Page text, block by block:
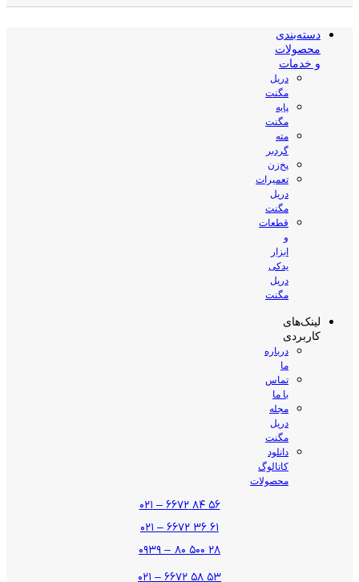
دسته‌بندی
محصولات
و خدمات
دریل
مگنت
پایه
مگنت
مته
گردبر
پخ‌زن
تعمیرات
دریل
مگنت
قطعات
و
ابزار
یدکی
دریل
مگنت
لینک‌های
کاربردی
درباره
ما
تماس
با ما
مجله
دریل
مگنت
دانلود
کاتالوگ
محصولات
۵۶ ۸۴ ۶۶۷۲ – ۰۲۱
۶۱ ۳۶ ۶۶۷۲ – ۰۲۱
۲۸ ۵۰۰ ۸۰ – ۰۹۳۹
۵۳ ۵۸ ۶۶۷۲ – ۰۲۱